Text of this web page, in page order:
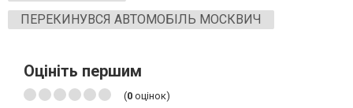
ПЕРЕКИНУВСЯ АВТОМОБІЛЬ МОСКВИЧ
Оцініть першим
(0 оцінок)